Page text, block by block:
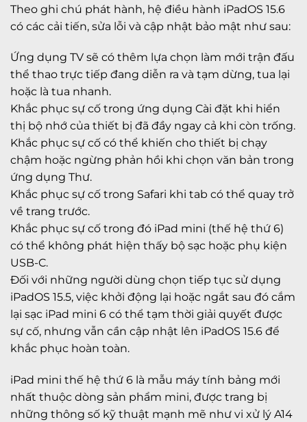
Theo ghi chú phát hành, hệ điều hành iPadOS 15.6
có các cải tiến, sửa lỗi và cập nhật bảo mật như sau:
Ứng dụng TV sẽ có thêm lựa chọn làm mới trận đấu
thể thao trực tiếp đang diễn ra và tạm dừng, tua lại
hoặc là tua nhanh.
Khắc phục sự cố trong ứng dụng Cài đặt khi hiển
thị bộ nhớ của thiết bị đã đầy ngay cả khi còn trống.
Khắc phục sự cố có thể khiến cho thiết bị chạy
chậm hoặc ngừng phản hồi khi chọn văn bản trong
ứng dụng Thư.
Khắc phục sự cố trong Safari khi tab có thể quay trở
về trang trước.
Khắc phục sự cố trong đó iPad mini (thế hệ thứ 6)
có thể không phát hiện thấy bộ sạc hoặc phụ kiện
USB-C.
Đối với những người dùng chọn tiếp tục sử dụng
iPadOS 15.5, việc khởi động lại hoặc ngắt sau đó cắm
lại sạc iPad mini 6 có thể tạm thời giải quyết được
sự cố, nhưng vẫn cần cập nhật lên iPadOS 15.6 để
khắc phục hoàn toàn.
iPad mini thế hệ thứ 6 là mẫu máy tính bảng mới
nhất thuộc dòng sản phẩm mini, được trang bị
những thông số kỹ thuật mạnh mẽ như vi xử lý A14